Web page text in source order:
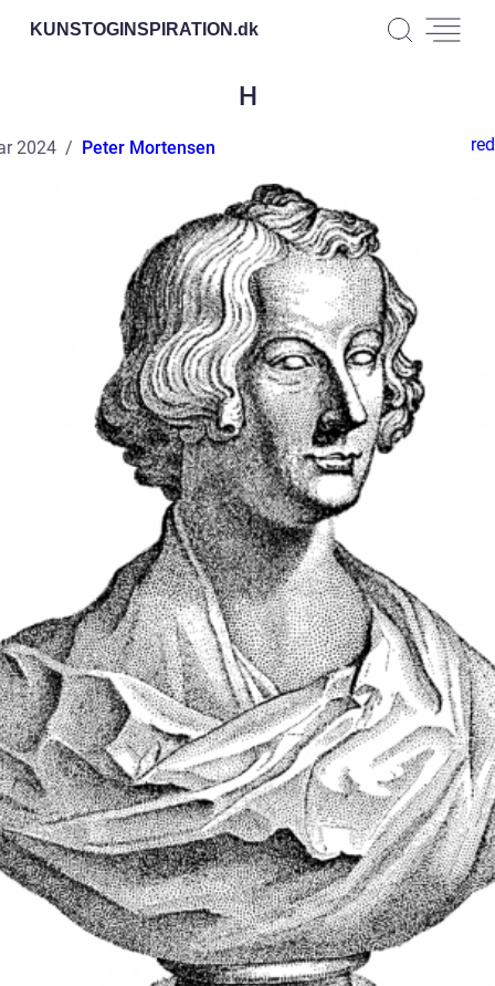
KUNSTOGINSPIRATION.dk
H
2024 Peter Mortensen